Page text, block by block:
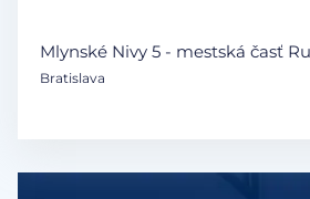
Mlynské Nivy 5 - mestská časť
Bratislava